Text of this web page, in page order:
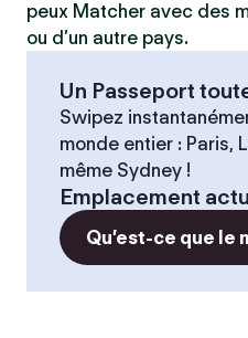
peux Matcher avec des
ou d’un autre pays.
Un Passeport
Swipez
monde entier : Paris,
même Sydney !
Emplacement
Qu’est-ce que le